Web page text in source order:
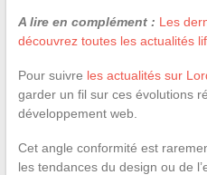
A lire en complément : Les
découvrez toutes les actualités
Pour suivre les actualités sur
garder un fil sur ces évolutions
développement web.
Cet angle conformité est
les tendances du design ou de